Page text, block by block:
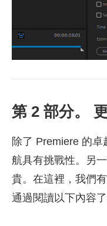
第 2 部分。
除了 Premiere 的
航具有挑戰性。另
貴。在這裡，我們
通過閱讀以下內容了